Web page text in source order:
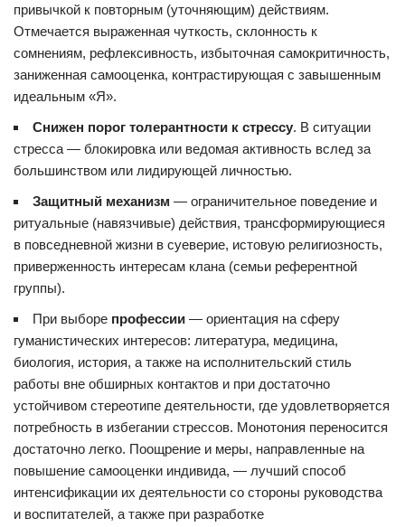
привычкой к повторным (уточняющим) действиям.
Отмечается выраженная чуткость, склонность к
сомнениям, рефлексивность, избыточная самокритичность,
заниженная самооценка, контрастирующая с завышенным
идеальным «Я».
Снижен порог толерантности к стрессу. В ситуации
стресса — блокировка или ведомая активность вслед за
большинством или лидирующей личностью.
Защитный механизм — ограничительное поведение и
ритуальные (навязчивые) действия, трансформирующиеся
в повседневной жизни в суеверие, истовую религиозность,
приверженность интересам клана (семьи референтной
группы).
При выборе профессии — ориентация на сферу
гуманистических интересов: литература, медицина,
биология, история, а также на исполнительский стиль
работы вне обширных контактов и при достаточно
устойчивом стереотипе деятельности, где удовлетворяется
потребность в избегании стрессов. Монотония переносится
достаточно легко. Поощрение и меры, направленные на
повышение самооценки индивида, — лучший способ
интенсификации их деятельности со стороны руководства
и воспитателей, а также при разработке